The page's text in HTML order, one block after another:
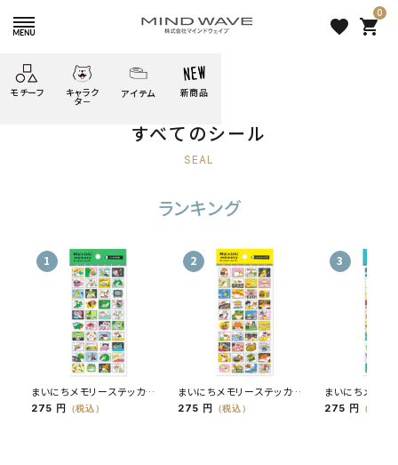
favorite
0
shopping_cart
モチーフ キャラク
タ－
ごろごろ
ムーちゃん
ようこそ
かわうそ
ゆるあにまる
ツンダちゃん ウサコレフレンズ
アイテム 新商品
絞り込み検索
表示するレコメンドはありません。
人気商品から探す
モチーフから探す
HOME すべての商品 シール
すべてのシール
SEAL
ランキング
まいにちメモリーステッカー
ぐーたらした日
275 円 （税込）
まいにちメモリーステッカー
たくさんたべた日
275 円 （税込）
まいにちメモリ
いえのことした
275 円 （税込）